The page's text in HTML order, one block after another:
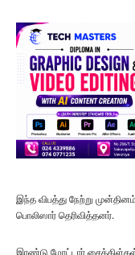
இந்த விபத்து நேற்று
பொலிஸார் தெரிவித்தனர்.
இரண்டு மோட்டார்